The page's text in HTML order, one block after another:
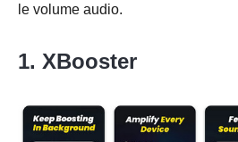
le volume audio.
1. XBooster